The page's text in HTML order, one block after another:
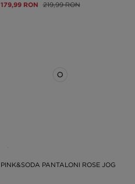
179,99 RON 219,99 RON
PINK&SODA PANTALONI ROSE JOG